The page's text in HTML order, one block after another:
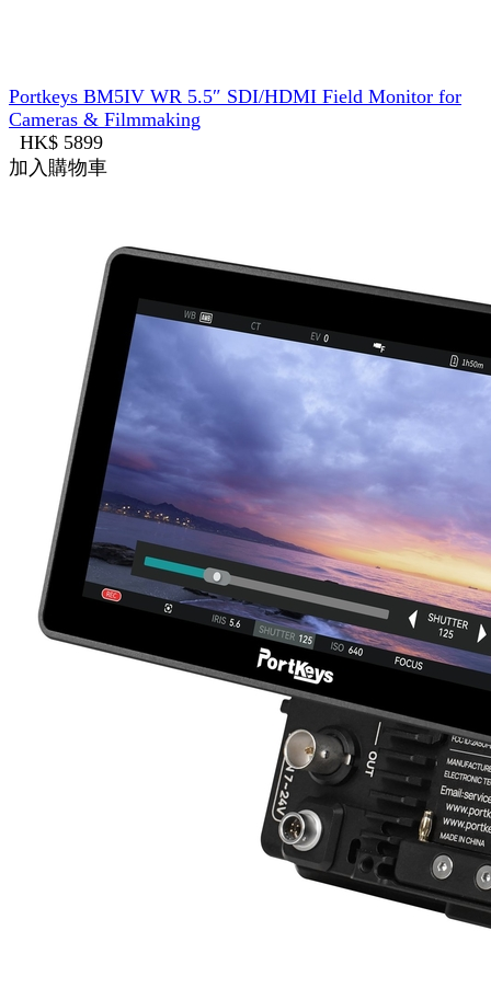
Portkeys BM5IV WR 5.5″ SDI/HDMI Field Monitor for
Cameras & Filmmaking
HK$ 5899
加入購物車